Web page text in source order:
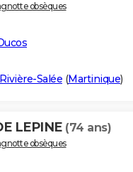
obsèques
Rivière-Salée (Martinique)
LEPINE (74 ans)
obsèques